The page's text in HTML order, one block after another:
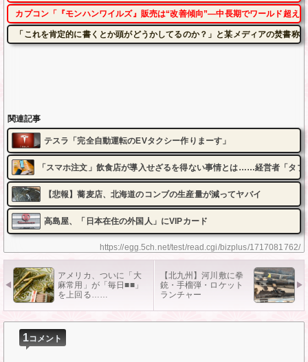
https://egg.5ch.net/test/read.cgi/bizplus/1717081762/
カプコン「『モンハンワイルズ』販売は“改善傾向”―中長期でワールド超え
「これを肯定的に書くとか頭がどうかしてるのか？」と某メディアの焚書
関連記事
テスラ「完全自動運転のEVタクシー作りまーす」
「スマホ注文」飲食店が導入せざるを得ない事情とは……経営者「タ
【悲報】蕎麦店、北海道のコンブの生産量が減ってヤバイ
高島屋、「日本在住の外国人」にVIPカード
アメリカ、ついに「大
麻常用」が「毎日■■」
を上回る……
【北九州】河川敷に拳
銃・手榴弾・ロケット
ランチャー
1コメント